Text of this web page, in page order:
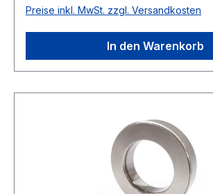
Preise inkl. MwSt. zzgl. Versandkosten
In den Warenkorb